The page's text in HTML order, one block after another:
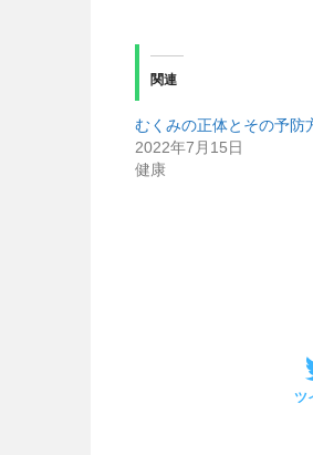
関連
むくみの正体とその予防
2022年7月15日
健康
ツ